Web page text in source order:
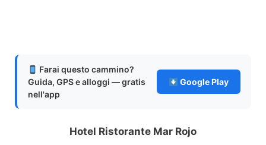
Farai questo cammino?
Guida, GPS e alloggi — gratis
nell'app
Google Play
Hotel Ristorante Mar Rojo